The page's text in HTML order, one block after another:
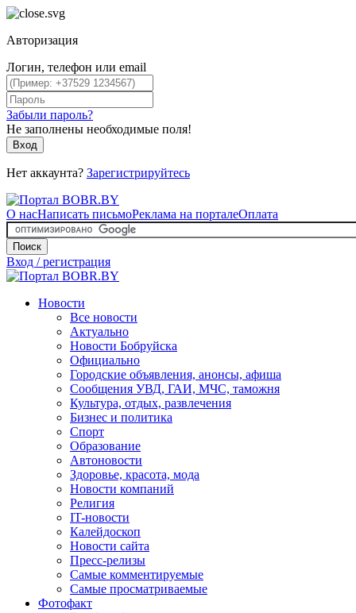
Авторизация
Логин, телефон или email
Забыли пароль?
Не заполнены необходимые поля!
Вход
Нет аккаунта? Зарегистрируйтесь
О насНаписать письмоРеклама на порталеОплата
Поиск
Вход / регистрация
Новости
Все новости
Актуально
Новости Бобруйска
Официально
Городские объявления, анонсы, афиша
Сообщения УВД, ГАИ, МЧС, таможня
Культура, отдых, развлечения
Бизнес и политика
Спорт
Образование
Автоновости
Здоровье, красота, мода
Новости компаний
Религия
IT-новости
Калейдоскоп
Новости сайта
Пресс-релизы
Самые комментируемые
Самые просматриваемые
Фотофакт